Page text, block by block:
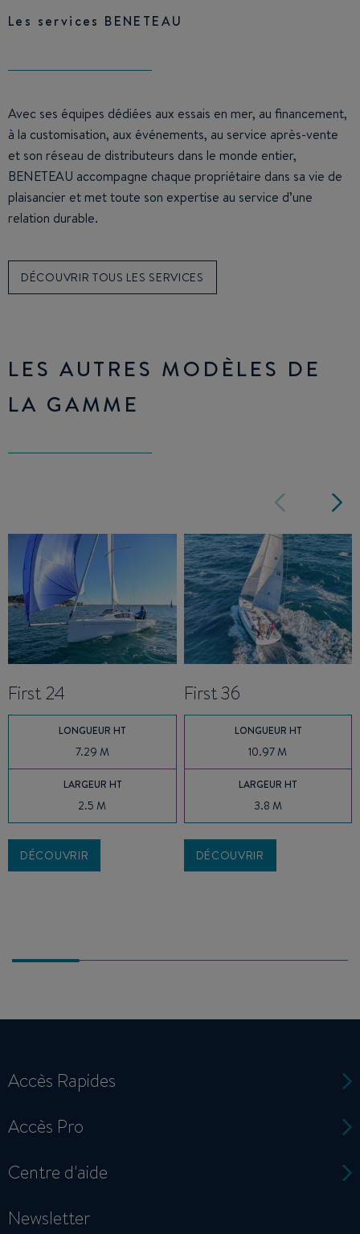
Les services BENETEAU
Avec ses équipes dédiées aux essais en mer, au financement,
à la customisation, aux événements, au service après-vente
et son réseau de distributeurs dans le monde entier,
BENETEAU accompagne chaque propriétaire dans sa vie de
plaisancier et met toute son expertise au service d’une
relation durable.
DÉCOUVRIR TOUS LES SERVICES
LES AUTRES MODÈLES DE
LA GAMME
First 24
LONGUEUR HT
7.29 M
LARGEUR HT
2.5 M
DÉCOUVRIR
First 36
LONGUEUR HT
10.97 M
LARGEUR HT
3.8 M
DÉCOUVRIR
Accès Rapides
Accès Pro
Centre d'aide
Newsletter